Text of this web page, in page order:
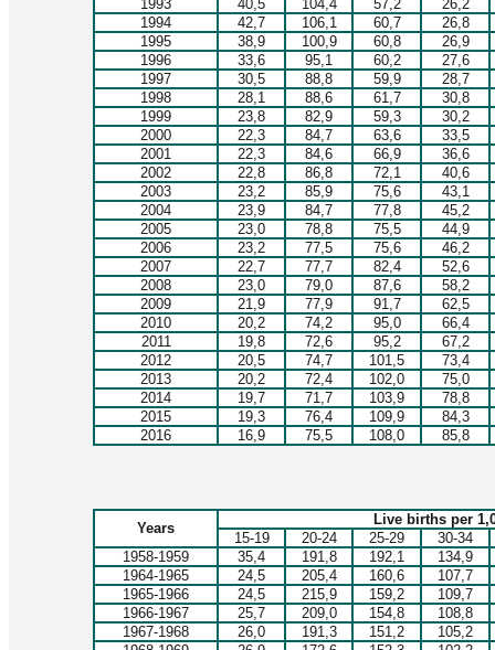
1993
40,5 104,4 57,2
26,2
1994
42,7 106,1 60,7
26,8
1995
38,9 100,9 60,8
26,9
1996
33,6 95,1 60,2
27,6
1997
30,5 88,8 59,9
28,7
1998
28,1 88,6 61,7
30,8
1999
23,8 82,9 59,3
30,2
2000
22,3 84,7 63,6
33,5
2001
22,3 84,6 66,9
36,6
2002
22,8 86,8 72,1
40,6
2003
23,2 85,9 75,6
43,1
2004
23,9 84,7 77,8
45,2
2005
23,0 78,8 75,5
44,9
2006
23,2 77,5 75,6
46,2
2007
22,7 77,7 82,4
52,6
2008
23,0 79,0 87,6
58,2
2009
21,9 77,9 91,7
62,5
2010
20,2 74,2 95,0
66,4
2011
19,8 72,6 95,2
67,2
2012
20,5 74,7 101,5
73,4
2013
20,2 72,4 102,0
75,0
2014
19,7 71,7 103,9
78,8
2015
19,3 76,4 109,9
84,3
2016
16,9 75,5 108,0 85,8
Years
Live births per
15-19
20-24 25-29
30-34
1958-1959
35,4 191,8 192,1
134,9
1964-1965
24,5 205,4 160,6
107,7
1965-1966
24,5 215,9 159,2
109,7
1966-1967
25,7 209,0 154,8
108,8
1967-1968
26,0 191,3 151,2
105,2